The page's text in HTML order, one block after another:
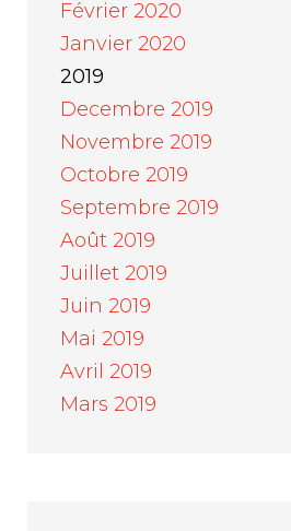
Février 2020
Janvier 2020
2019
Decembre 2019
Novembre 2019
Octobre 2019
Septembre 2019
Août 2019
Juillet 2019
Juin 2019
Mai 2019
Avril 2019
Mars 2019